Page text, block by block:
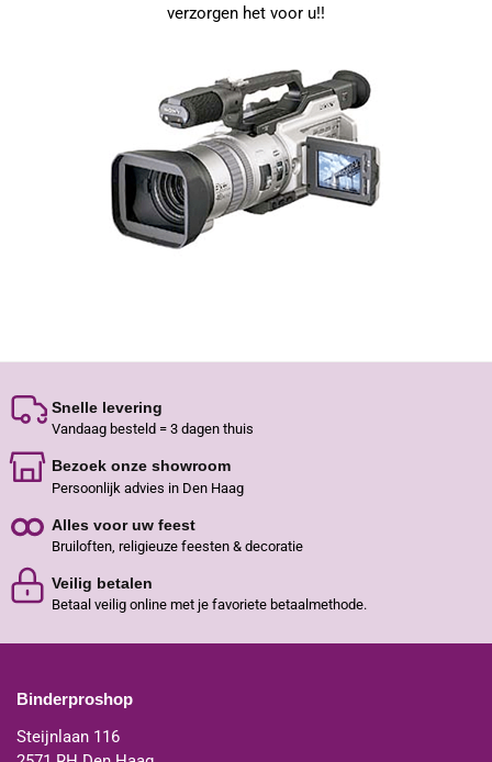
verzorgen het voor u!!
Snelle levering
Vandaag besteld = 3 dagen thuis
Bezoek onze showroom
Persoonlijk advies in Den Haag
Alles voor uw feest
Bruiloften, religieuze feesten & decoratie
Veilig betalen
Betaal veilig online met je favoriete betaalmethode.
Binderproshop
Steijnlaan 116